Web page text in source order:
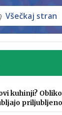
Všečkaj stran
kuhinji?